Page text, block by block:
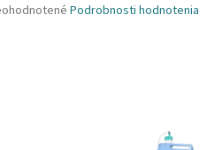
Podrobnosti hodnotenia